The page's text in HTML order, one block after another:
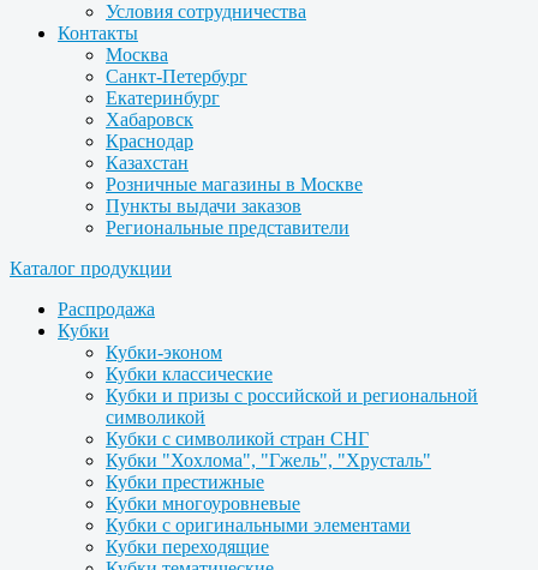
Условия сотрудничества
Контакты
Москва
Санкт-Петербург
Екатеринбург
Хабаровск
Краснодар
Казахстан
Розничные магазины в Москве
Пункты выдачи заказов
Региональные представители
Каталог продукции
Распродажа
Кубки
Кубки-эконом
Кубки классические
Кубки и призы с российской и региональной
символикой
Кубки с символикой стран СНГ
Кубки "Хохлома", "Гжель", "Хрусталь"
Кубки престижные
Кубки многоуровневые
Кубки с оригинальными элементами
Кубки переходящие